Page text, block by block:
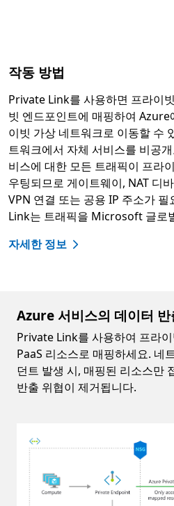
작동 방법
Private Link를 사용하면 프라이
빗 엔드포인트에 매핑하여
이빗 가상 네트워크로 이동할 수
트워크에서 자체 서비스를 비공
비스에 대한 모든 트래픽이 프라
우팅되므로 게이트웨이, NAT 디
VPN 연결 또는 공용 IP 주소가
Link는 트래픽을 Microsoft 글로
자세한 정보
Azure 서비스의 데이터 반
Private Link를 사용하여 프라
PaaS 리소스로 매핑하세요. 네
던트 발생 시, 매핑된 리소스만
반출 위협이 제거됩니다.